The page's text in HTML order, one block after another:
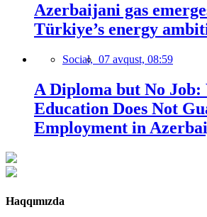
Azerbaijani gas
Türkiye’s energy
Social, 07 avqust, 08:59
A Diploma but No Job:
Education Does Not
Employment in
Haqqımızda